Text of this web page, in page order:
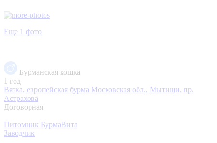
Еще 1 фото
Бурманская кошка
1 год
Вязка, европейская бурма Московская обл., Мытищи, пр.
Астрахова
Договорная
Питомник БурмаВита
Заводчик